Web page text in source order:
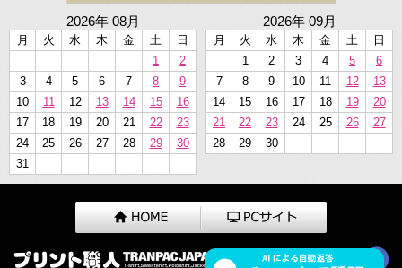
2026年 08月
月 火 水 木 金 土
日
1
2
3
4 5 6 7 8
9
10
11 12 13 14 15
16
17
18 19 20 21 22
23
24
25 26 27 28 29
30
31
2026年 09月
月 火 水 木 金 土
日
1
2 3 4 5
6
7
8 9 10 11 12
13
14
15 16 17 18 19
20
21
22 23 24 25 26
27
28
29 30